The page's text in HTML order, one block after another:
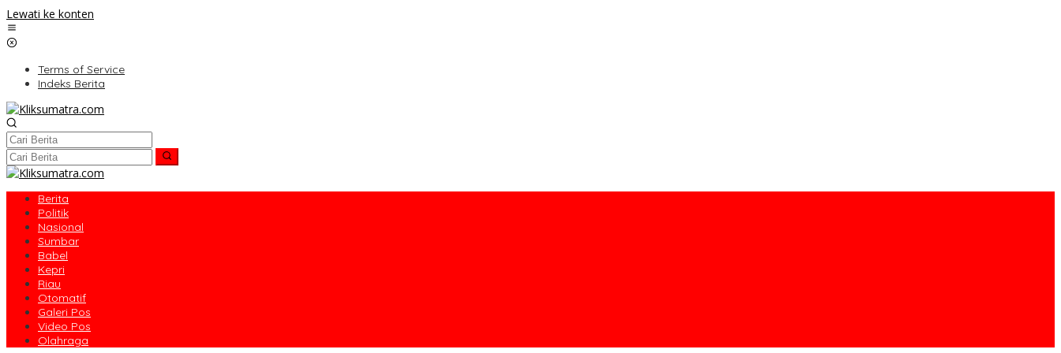
Lewati ke konten
Terms of Service
Indeks Berita
Berita
Politik
Nasional
Sumbar
Babel
Kepri
Riau
Otomatif
Galeri Pos
Video Pos
Olahraga